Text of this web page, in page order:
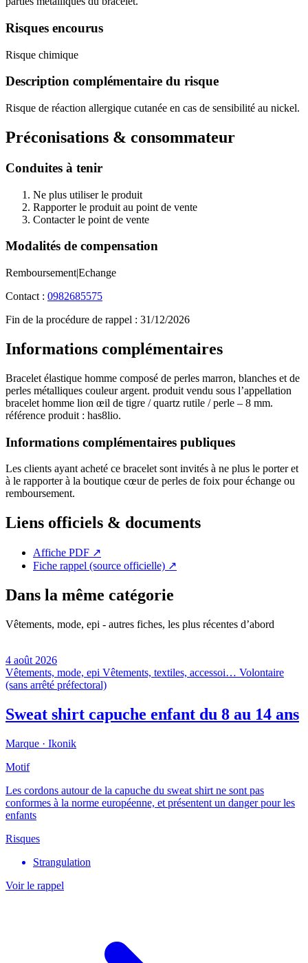
Risques encourus
Risque chimique
Description complémentaire du risque
Risque de réaction allergique cutanée en cas de sensibilité au nickel.
Préconisations & consommateur
Conduites à tenir
Ne plus utiliser le produit
Rapporter le produit au point de vente
Contacter le point de vente
Modalités de compensation
Remboursement|Echange
Contact : 0982685575
Fin de la procédure de rappel : 31/12/2026
Informations complémentaires
Bracelet élastique homme composé de perles marron, blanches et de
perles métalliques couleur argent. produit vendu sous l’appellation
bracelet homme lion œil de tigre / quartz rutile / perle – 8 mm.
référence produit : has8lio.
Informations complémentaires publiques
Les clients ayant acheté ce bracelet sont invités à ne plus le porter et
à le rapporter à la boutique cœur de perles de foix pour échange ou
remboursement.
Liens officiels & documents
Affiche PDF ↗
Fiche rappel (source officielle) ↗
Dans la même catégorie
Vêtements, mode, epi - autres fiches, les plus récentes d’abord
4 août 2026
Vêtements, mode, epi Vêtements, textiles, accessoi… Volontaire
(sans arrêté préfectoral)
Sweat shirt capuche enfant du 8 au 14 ans
Marque · Ikonik
Motif
Les cordons autour de la capuche du sweat shirt ne sont pas
conformes à la norme européenne, et présentent un danger pour les
enfants
Risques
Strangulation
Voir le rappel